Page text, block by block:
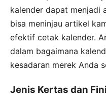
kalender dapat menjadi
bisa meninjau artikel
efektif cetak kalender.
dalam bagaimana
kesadaran merek Anda
Jenis Kertas dan